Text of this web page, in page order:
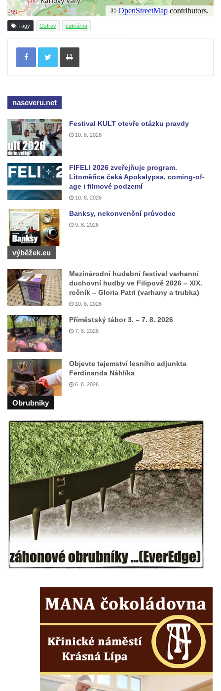
Tagy Ostrov cukrárna
Tisknout
naseveru.net
Festival KULT otevře otázku pravdy
10. 8. 2026
FIFELI 2026 zveřejňuje program.
Litoměřice čeká Apokalypsa, coming-of-
age i filmové podzemí
10. 8. 2026
Banksy, nekonvenční průvodce
9. 8. 2026
výběžek.eu
Mezinárodní hudební festival varhanní
duchovní hudby ve Filipově 2026 – XIX.
ročník – Gloria Patri (varhany a trubka)
10. 8. 2026
Příměstský tábor 3. – 7. 8. 2026
7. 8. 2026
Objevte tajemství lesního adjunkta
Ferdinanda Náhlíka
6. 8. 2026
Obrubniky